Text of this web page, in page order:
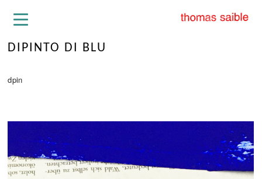
DIPINTO DI BLU
dpin